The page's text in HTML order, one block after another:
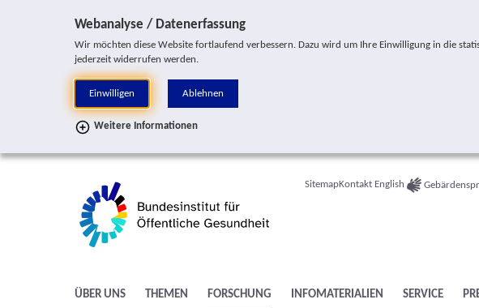
Webanalyse / Datenerfassung
Wir möchten diese Website fortlaufend verbessern. Dazu wird um Ihre Einwilligung in die
jederzeit widerrufen werden.
Einwilligen Ablehnen
Weitere Informationen
SitemapKontakt English
ÜBER UNS THEMEN FORSCHUNG INFOMATERIALIEN SERVICE